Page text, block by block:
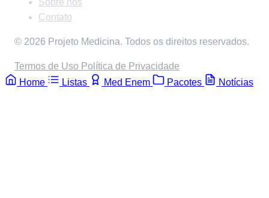
Sobre nós
Contato
© 2026 Projeto Medicina. Todos os direitos reservados.
Termos de Uso Política de Privacidade
Home
Listas Med Enem Pacotes Notícias